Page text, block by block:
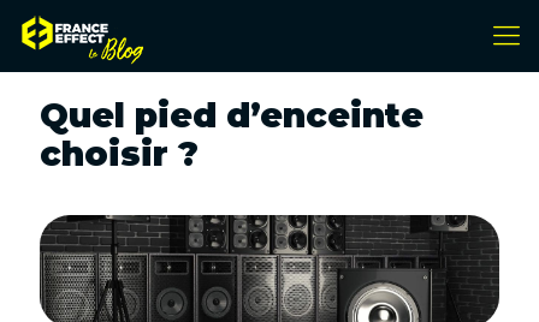
Quel pied d’enceinte
choisir ?